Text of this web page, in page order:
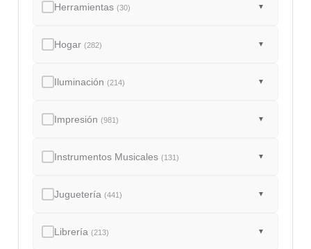
Herramientas(30) ▼
Hogar(282) ▼
Iluminación(214) ▼
Impresión(981) ▼
Instrumentos Musicales(131) ▼
Juguetería(441) ▼
Librería(213) ▼